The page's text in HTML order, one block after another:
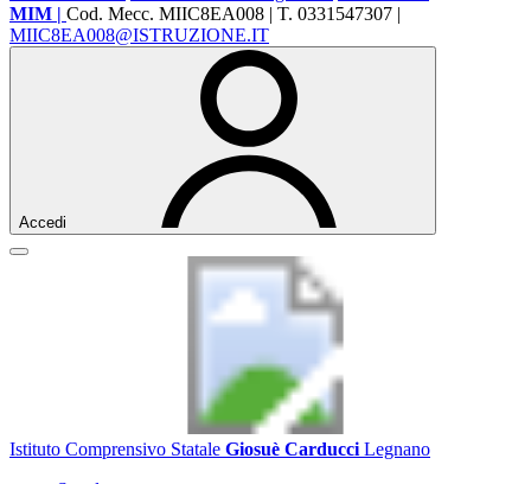
MIM | Cod. Mecc. MIIC8EA008 | T. 0331547307 |
MIIC8EA008@ISTRUZIONE.IT
Accedi
Istituto Comprensivo Statale Giosuè Carducci Legnano